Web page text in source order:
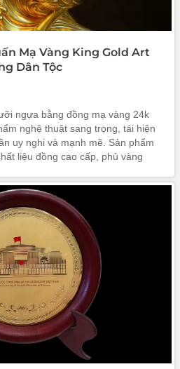
Mạ Vàng King Gold Art
Dân Tộc
ngựa bằng đồng mạ vàng 24k
nghệ thuật sang trọng, tái hiện
uy nghi và mạnh mẽ. Sản phẩm
liệu đồng cao cấp, phủ vàng
là vật phẩm phong thủy tượng
hộ và thịnh vượng.